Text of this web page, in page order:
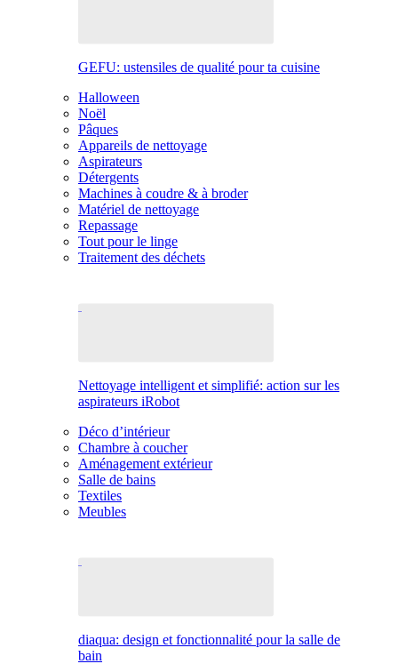
GEFU: ustensiles de qualité pour ta cuisine
Halloween
Noël
Pâques
Appareils de nettoyage
Aspirateurs
Détergents
Machines à coudre & à broder
Matériel de nettoyage
Repassage
Tout pour le linge
Traitement des déchets
Nettoyage intelligent et simplifié: action sur les
aspirateurs iRobot
Déco d’intérieur
Chambre à coucher
Aménagement extérieur
Salle de bains
Textiles
Meubles
diaqua: design et fonctionnalité pour la salle de
bain